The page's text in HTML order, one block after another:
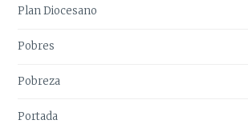
Plan Diocesano
Pobres
Pobreza
Portada